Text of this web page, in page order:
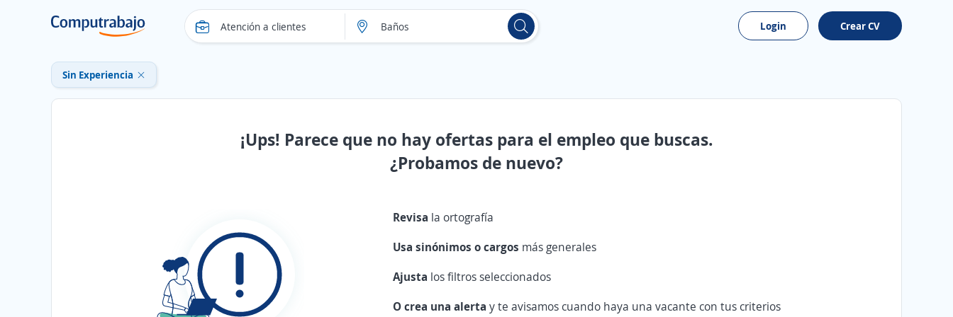
Login Crear CV
Sin Experiencia
¡Ups! Parece que no hay ofertas para el empleo que buscas.
¿Probamos de nuevo?
Revisa la ortografía
Usa sinónimos o cargos más generales
Ajusta los filtros seleccionados
O crea una alertay te avisamos cuando haya una vacante con tus criterios